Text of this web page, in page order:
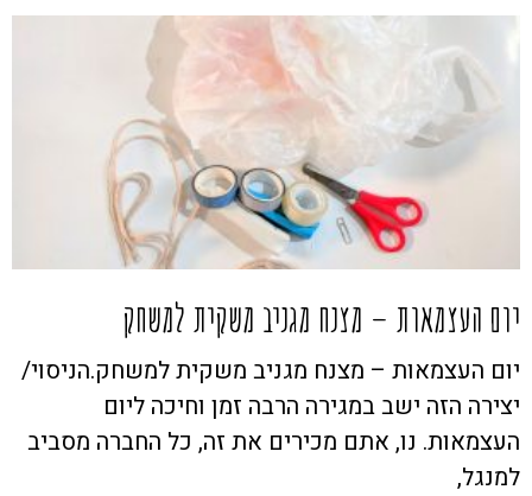
יום העצמאות – מצנח מגניב משקית למשחק
יום העצמאות – מצנח מגניב משקית למשחק.הניסוי/
יצירה הזה ישב במגירה הרבה זמן וחיכה ליום
העצמאות. נו, אתם מכירים את זה, כל החברה מסביב
למנגל,